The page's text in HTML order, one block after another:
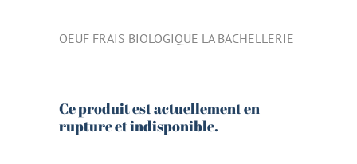
OEUF FRAIS BIOLOGIQUE LA BACHELLERIE
Ce produit est actuellement en
rupture et indisponible.